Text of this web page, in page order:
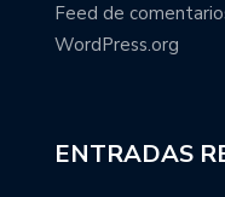
Feed de
WordPress.org
ENTRADAS